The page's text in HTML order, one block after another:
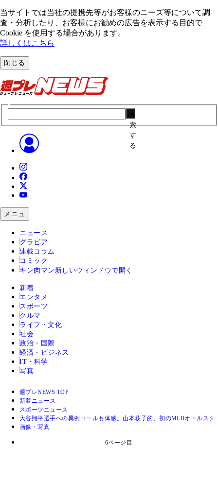
当サイトでは当社の提携先等がお客様のニーズ等について調
査・分析したり、お客様にお勧めの広告を表⽰する⽬的で
Cookie を使⽤する場合があります。
詳しくはこちら
閉じる
索
す
る
メニュ
ニュース
グラビア
連載コラム
コミック
キン肉マン 新しいウィンドウで開く
新着
エンタメ
スポーツ
クルマ
ライフ・文化
社会
政治・国際
経済・ビジネス
IT・科学
写真
週プレNEWS TOP
新着ニュース
スポーツニュース
大谷翔平選手への異例コールも体感。山本萩子的、初のMLBオールス
画像・写真
6ページ目